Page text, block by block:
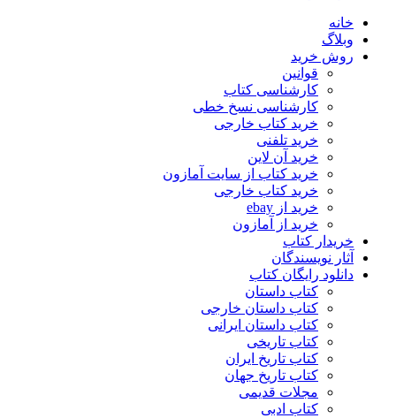
خانه
وبلاگ
روش خرید
قوانین
کارشناسی کتاب
کارشناسی نسخ خطی
خرید کتاب خارجی
خرید تلفنی
خرید آن لاین
خرید کتاب از سایت آمازون
خرید کتاب خارجی
خرید از ebay
خرید از آمازون
خریدار کتاب
آثار نویسندگان
دانلود رایگان کتاب
کتاب داستان
کتاب داستان خارجی
کتاب داستان ایرانی
کتاب تاریخی
کتاب تاریخ ایران
کتاب تاریخ جهان
مجلات قدیمی
کتاب ادبی